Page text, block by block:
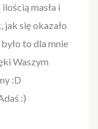
masła i
jak się okazało
to dla mnie
Waszym
:D
:)